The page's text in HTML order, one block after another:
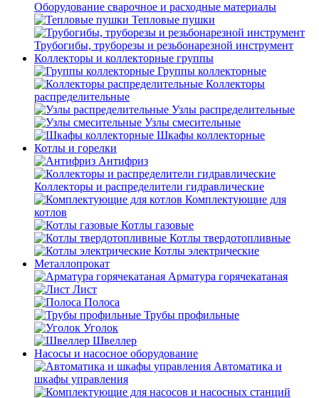
Оборудование сварочное и расходные материалы
Тепловые пушки
Трубогибы, труборезы и резьбонарезной инструмент
Коллекторы и коллекторные группы
Группы коллекторные
Коллекторы
распределительные
Узлы распределительные
Узлы смесительные
Шкафы коллекторные
Котлы и горелки
Антифриз
Коллекторы и распределители гидравлические
Комплектующие для
котлов
Котлы газовые
Котлы твердотопливные
Котлы электрические
Металлопрокат
Арматура горячекатаная
Лист
Полоса
Трубы профильные
Уголок
Швеллер
Насосы и насосное оборудование
Автоматика и
шкафы управления